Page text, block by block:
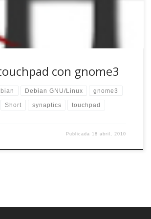
con gnome3
Debian GNU/Linux gnome3
Short synaptics touchpad
Publicada 18 abril, 2010